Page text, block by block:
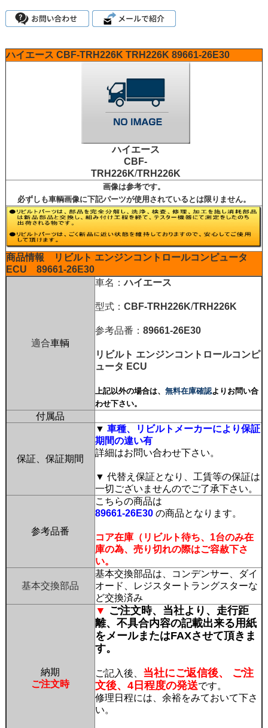
ハイエース CBF-TRH226K TRH226K 89661-26E30
ハイエース
CBF-
TRH226K/TRH226K
画像は参考です。
必ずしも車輌画像に下記パーツが使用されているとは限りません。
商品情報 リビルト エンジンコントロールコンピュータ
ECU
89661-26E30
適合車輌
車名：ハイエース
型式： CBF-TRH226K/TRH226K
参考品番： 89661-26E30
リビルト エンジンコントロールコンピ
ュータ ECU
上記以外の場合は、 無料在庫確認よりお問い合
わせ下さい。
付属品
保証、保証期間
▼ 車種、リビルトメーカーにより保証
期間の違い有
詳細はお問い合わせ下さい。
▼ 代替え保証となり、工賃等の保証は
一切ございませんのでご了承下さい。
参考品番
こちらの商品は
89661-26E30の商品となります。
コア在庫（リビルト待ち、1台のみ在
庫の為、売り切れの際はご容赦下さ
い。
基本交換部品
基本交換部品は、コンデンサー、ダイ
オード、レジスタートラングスターな
ど交換済み
納期
ご注文時
▼ ご注文時、当社より、走行距
離、不具合内容の記載出来る用紙
をメールまたはFAXさせて頂きま
す。
ご記入後、 当社にご返信後、 ご注
文後、4日程度の発送です。
修理日程には、余裕をみておいて下さ
い。